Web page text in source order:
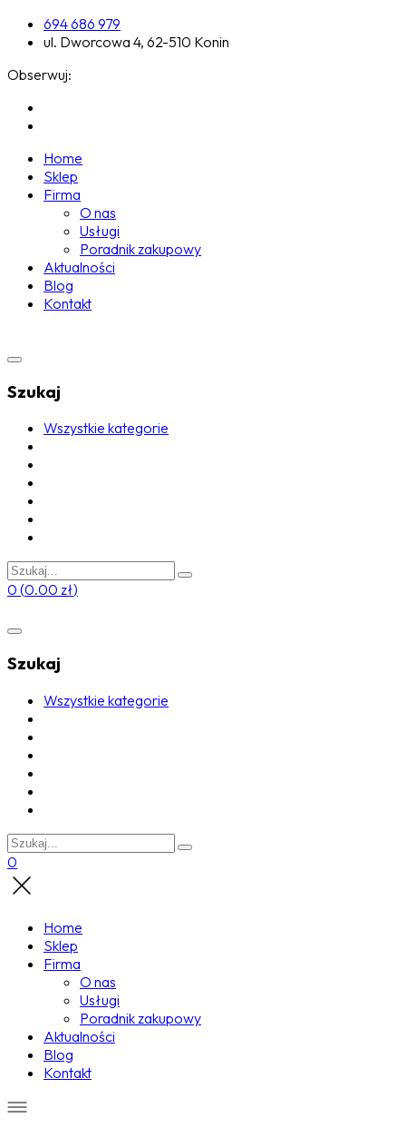
694 686 979
ul. Dworcowa 4, 62-510 Konin
Obserwuj:
Home
Sklep
Firma
O nas
Usługi
Poradnik zakupowy
Aktualności
Blog
Kontakt
Szukaj
Wszystkie kategorie
0 (0.00 zł)
Szukaj
Wszystkie kategorie
0
Home
Sklep
Firma
O nas
Usługi
Poradnik zakupowy
Aktualności
Blog
Kontakt